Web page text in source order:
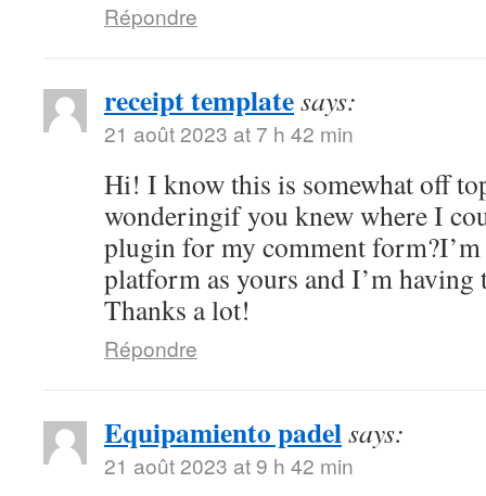
Répondre
receipt templatesays:
21 août 2023 at 7 h 42 min
Hi! I know this is somewhat off
wonderingif you knew where I
plugin for my comment
platform as yours and I’m
Thanks a lot!
Répondre
Equipamiento padelsays:
21 août 2023 at 9 h 42 min